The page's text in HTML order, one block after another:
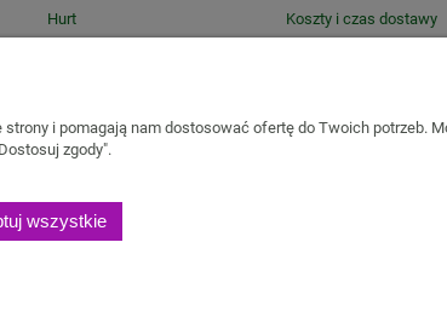
Hurt
Koszty i czas dostawy
Mieszanki owocowo-ziołowe
uspokajające i na relaks
i pomagają nam dostosować ofertę do Twoich
zgody".
wszystkie